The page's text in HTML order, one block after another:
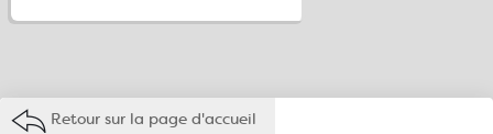
Retour sur la page d'accueil